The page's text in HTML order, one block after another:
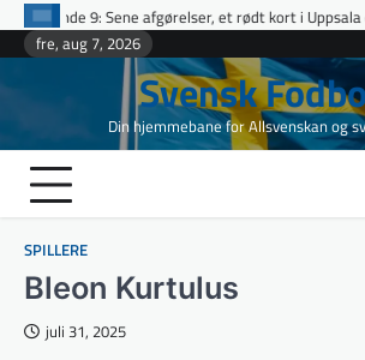
Skip
et rødt kort i Uppsala og fuldt hus til
fre, aug 7, 2026
Svensk
Din hjemmebane for Allsvenskan og
SPILLERE
Bleon Kurtulus
juli 31, 2025